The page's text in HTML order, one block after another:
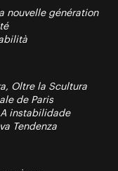
nouvelle génération
Oltre la Scultura
de Paris
A instabilidade
Tendenza